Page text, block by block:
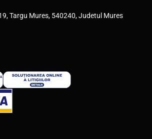
Targu Mures, 540240, Judetul Mures